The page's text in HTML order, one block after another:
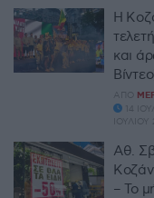
Η
και
ΑΠΌ
14
Αθ.
– Το